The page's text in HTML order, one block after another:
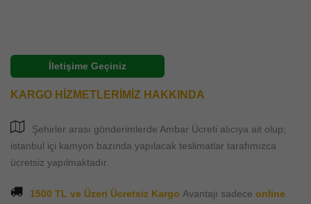
İletişime Geçiniz
KARGO HİZMETLERİMİZ HAKKINDA
Şehirler arası gönderimlerde Ambar Ücreti alıcıya ait olup;
istanbul içi kamyon bazında yapılacak teslimatlar tarafımızca
ücretsiz yapılmaktadır.
1500 TL ve Üzeri Ücretsiz Kargo Avantajı sadece online